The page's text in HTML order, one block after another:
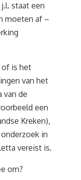
staat een
moeten af –
of is het
van het
van de
een
Kreken),
in
vereist is.
om?